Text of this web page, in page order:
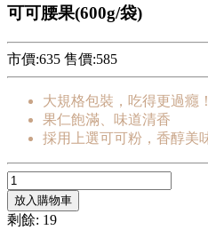
可可腰果(600g/袋)
市價:635 售價:585
大規格包裝，吃得更過癮！
果仁飽滿、味道清香
採用上選可可粉，香醇美
放入購物車
剩餘: 19